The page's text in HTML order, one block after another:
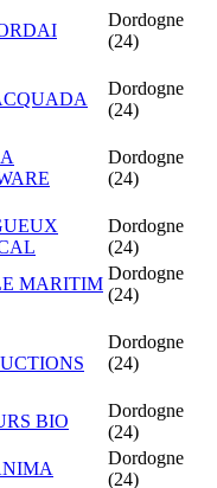
Dordogne
(24)
Dordogne
(24)
Dordogne
(24)
Dordogne
(24)
MARITIM
Dordogne
(24)
Dordogne
(24)
BIO
Dordogne
(24)
Dordogne
(24)